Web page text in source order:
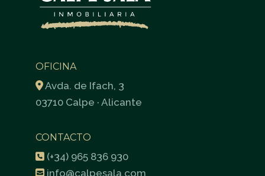
OFICINA
Avda. de Ifach, 3
03710 Calpe · Alicante
CONTACTO
(+34) 965 836 930
info@calpesala.com